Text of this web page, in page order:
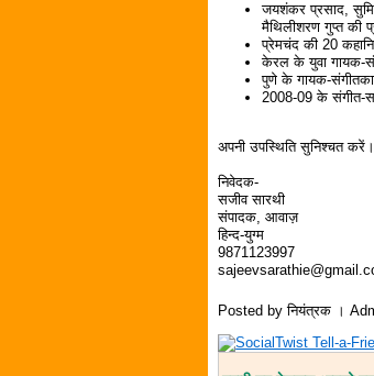
जयशंकर प्रसाद,
मैथिलीशरण गुप्त की
प्रेमचंद की 20
केरल के युवा गायक-
पुणे के गायक-
2008-09 के संगीत-
अपनी उपस्थिति सुनिश्चत करें।
निवेदक-
सजीव सारथी
संपादक, आवाज़
हिन्द-युग्म
9871123997
Posted byनियंत्रक ।